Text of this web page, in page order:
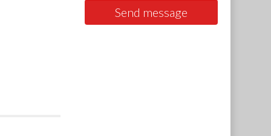
Send message